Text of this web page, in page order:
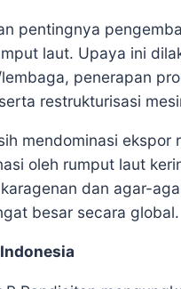
pentingnya
laut. Upaya ini
penerapan
restrukturisasi
mendominasi
oleh rumput laut
dan agar-
besar secara global.